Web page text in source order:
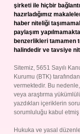
şirketi ile hiçbir
hazırladığımız
haber niteliği
paylaşım
benzerlikleri tamamen
halindedir ve tavsiye
Sitemiz, 5651 Sayılı
Kurumu (BTK)
vermektedir. Bu
veya araştırma
yazdıkları içeriklerin
sorumluluğu kabul etmiş
Hukuka ve yasal